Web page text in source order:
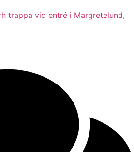
trappa vid entré i Margretelund,